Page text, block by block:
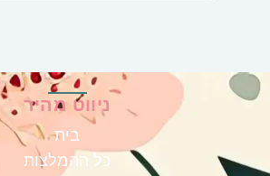
ניווט מהיר
בית
כל ההמלצות